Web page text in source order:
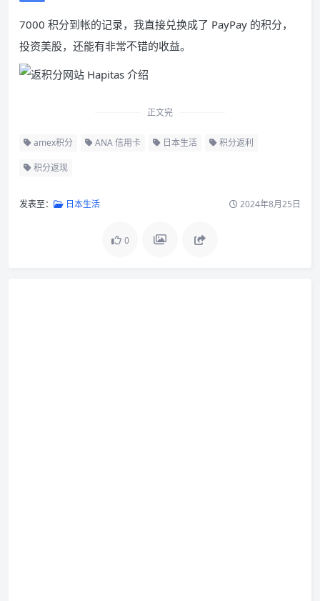
7000 积分到帐的记录，我直接兑换成了 PayPay 的积分，
投资美股，还能有非常不错的收益。
正文完
amex积分 ANA 信用卡 日本生活 积分返利
积分返现
发表至： 日本生活 2024年8月25日
0